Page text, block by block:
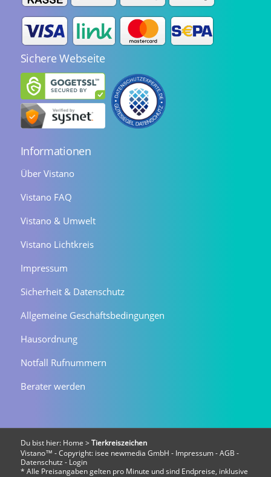
Sichere Webseite
Informationen
Über Vistano
Vistano FAQ
Vistano & Umwelt
Vistano Lichtkreis
Impressum
Sicherheit & Datenschutz
Allgemeine Geschäftsbedingungen
Hausordnung
Notfall Rufnummern
Berater werden
Du bist hier: Home > Tierkreiszeichen
Vistano™ - Copyright: isee newmedia GmbH - Impressum-AGB -
Datenschutz - Login
* Alle Preisangaben gelten pro Minute und sind Endpreise, inklusive